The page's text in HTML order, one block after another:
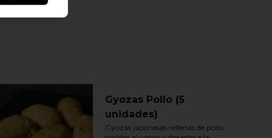
Gyozas Pollo (5
unidades)
Gyozas japonesas rellenas de pollo,